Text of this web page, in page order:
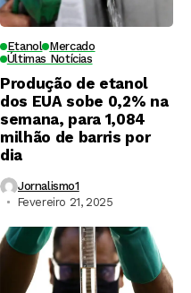
Etanol Mercado
Últimas Notícias
Produção de etanol
dos EUA sobe 0,2% na
semana, para 1,084
milhão de barris por
dia
Jornalismo1
Fevereiro 21, 2025